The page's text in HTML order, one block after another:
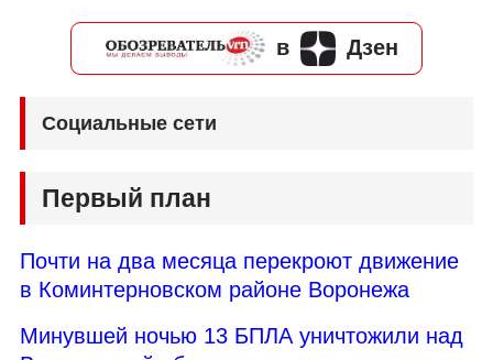
в Дзен
Социальные сети
Первый план
Почти на два месяца перекроют движение
в Коминтерновском районе Воронежа
Минувшей ночью 13 БПЛА уничтожили над